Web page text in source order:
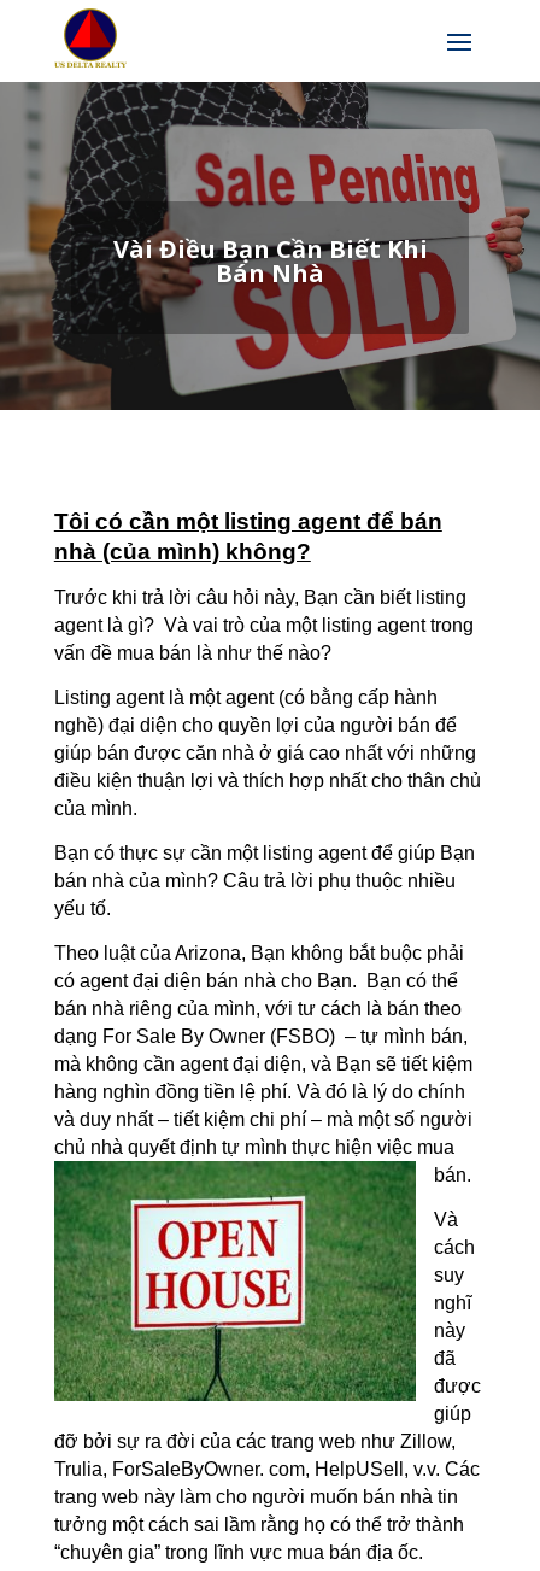
Vài Điều Bạn Cần Biết Khi
Bán Nhà
Tôi có cần một listing agent để bán
nhà (của mình) không?
Trước khi trả lời câu hỏi này, Bạn cần biết listing
agent là gì? Và vai trò của một listing agent trong
vấn đề mua bán là như thế nào?
Listing agent là một agent (có bằng cấp hành
nghề) đại diện cho quyền lợi của người bán để
giúp bán được căn nhà ở giá cao nhất với những
điều kiện thuận lợi và thích hợp nhất cho thân chủ
của mình.
Bạn có thực sự cần một listing agent để giúp Bạn
bán nhà của mình? Câu trả lời phụ thuộc nhiều
yếu tố.
Theo luật của Arizona, Bạn không bắt buộc phải
có agent đại diện bán nhà cho Bạn. Bạn có thể
bán nhà riêng của mình, với tư cách là bán theo
dạng For Sale By Owner (FSBO) – tự mình bán,
mà không cần agent đại diện, và Bạn sẽ tiết kiệm
hàng nghìn đồng tiền lệ phí. Và đó là lý do chính
và duy nhất – tiết kiệm chi phí – mà một số người
chủ nhà quyết định tự mình thực hiện việc mua
bán.
Và
cách
suy
nghĩ
này
đã
được
giúp
đỡ bởi sự ra đời của các trang web như Zillow,
Trulia, ForSaleByOwner. com, HelpUSell, v.v. Các
trang web này làm cho người muốn bán nhà tin
tưởng một cách sai lầm rằng họ có thể trở thành
“chuyên gia” trong lĩnh vực mua bán địa ốc.